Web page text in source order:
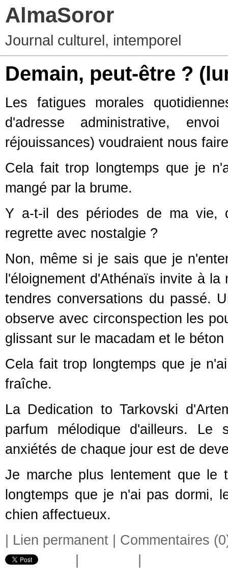
AlmaSoror
Journal culturel, intemporel
Demain, peut-être ?
Les fatigues morales
d'adresse administrative,
réjouissances) voudraient nous
Cela fait trop longtemps que je
mangé par la brume.
Y a-t-il des périodes de ma vie,
regrette avec nostalgie ?
Non, même si je sais que je
l'éloignement d'Athénaïs invite à
tendres conversations du passé.
observe avec circonspection les
glissant sur le macadam et le
Cela fait trop longtemps que je
fraîche.
La Dedication to Tarkovski
parfum mélodique d'ailleurs. Le
anxiétés de chaque jour est de
Je marche plus lentement que
longtemps que je n'ai pas dormi,
chien affectueux.
Lien permanent
Commentaires